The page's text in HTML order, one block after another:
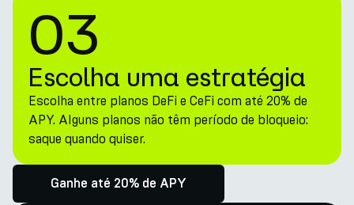
03
Escolha uma estratégia
Escolha entre planos DeFi e CeFi com até 20% de
APY. Alguns planos não têm período de bloqueio:
saque quando quiser.
Ganhe até 20% de APY